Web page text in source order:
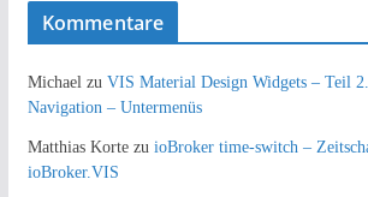
Kommentare
Michaelzu VIS Material Design Widgets – Teil
Navigation – Untermenüs
Matthias Kortezu ioBroker time-switch –
ioBroker.VIS